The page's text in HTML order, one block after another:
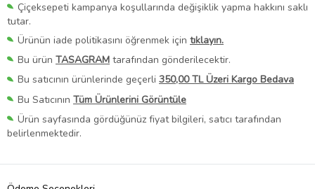
Çiçeksepeti kampanya koşullarında değişiklik yapma hakkını saklı
tutar.
Ürünün iade politikasını öğrenmek için tıklayın.
Bu ürün TASAGRAM tarafından gönderilecektir.
Bu satıcının ürünlerinde geçerli 350,00 TL Üzeri Kargo Bedava
Bu Satıcının Tüm Ürünlerini Görüntüle
Ürün sayfasında gördüğünüz fiyat bilgileri, satıcı tarafından
belirlenmektedir.